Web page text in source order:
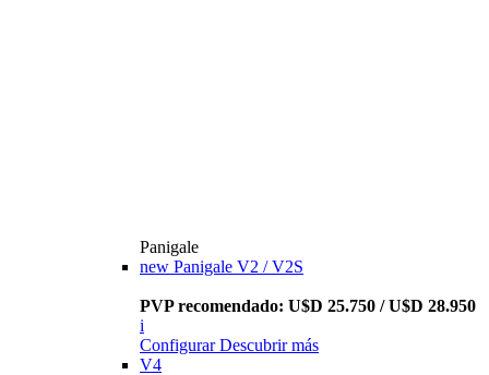
Panigale
new Panigale V2 / V2S
PVP recomendado: U$D 25.750 / U$D 28.950
i
Configurar Descubrir más
V4